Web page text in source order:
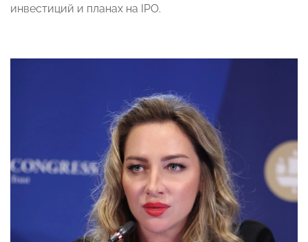
инвестиций и планах на IPO.